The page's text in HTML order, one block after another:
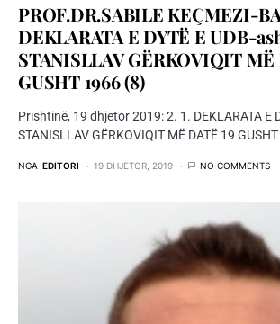
PROF.DR.SABILE KEÇMEZI-
DEKLARATA E DYTË E UDB-
STANISLLAV GËRKOVIQIT MË
GUSHT 1966 (8)
Prishtinë, 19 dhjetor 2019: 2. 1. DEKLARATA E
STANISLLAV GËRKOVIQIT MË DATË 19
NGA EDITORI 19 DHJETOR, 2019 NO COMMENTS